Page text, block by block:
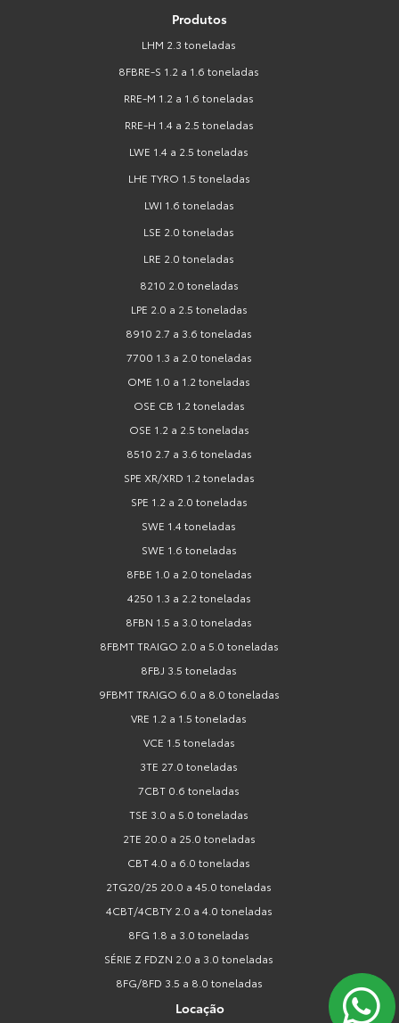
Produtos
LHM 2.3 toneladas
8FBRE-S 1.2 a 1.6 toneladas
RRE-M 1.2 a 1.6 toneladas
RRE-H 1.4 a 2.5 toneladas
LWE 1.4 a 2.5 toneladas
LHE TYRO 1.5 toneladas
LWI 1.6 toneladas
LSE 2.0 toneladas
LRE 2.0 toneladas
8210 2.0 toneladas
LPE 2.0 a 2.5 toneladas
8910 2.7 a 3.6 toneladas
7700 1.3 a 2.0 toneladas
OME 1.0 a 1.2 toneladas
OSE CB 1.2 toneladas
OSE 1.2 a 2.5 toneladas
8510 2.7 a 3.6 toneladas
SPE XR/XRD 1.2 toneladas
SPE 1.2 a 2.0 toneladas
SWE 1.4 toneladas
SWE 1.6 toneladas
8FBE 1.0 a 2.0 toneladas
4250 1.3 a 2.2 toneladas
8FBN 1.5 a 3.0 toneladas
8FBMT TRAIGO 2.0 a 5.0 toneladas
8FBJ 3.5 toneladas
9FBMT TRAIGO 6.0 a 8.0 toneladas
VRE 1.2 a 1.5 toneladas
VCE 1.5 toneladas
3TE 27.0 toneladas
7CBT 0.6 toneladas
TSE 3.0 a 5.0 toneladas
2TE 20.0 a 25.0 toneladas
CBT 4.0 a 6.0 toneladas
2TG20/25 20.0 a 45.0 toneladas
4CBT/4CBTY 2.0 a 4.0 toneladas
8FG 1.8 a 3.0 toneladas
SÉRIE Z FDZN 2.0 a 3.0 toneladas
8FG/8FD 3.5 a 8.0 toneladas
Locação